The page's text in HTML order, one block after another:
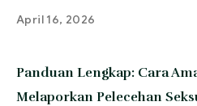
April 16, 2026
Panduan Lengkap: Cara
Melaporkan Pelecehan